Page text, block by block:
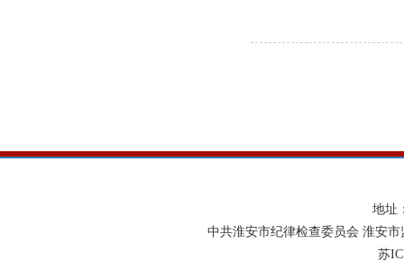
地址
中共淮安市纪律检查委员会 淮安
苏